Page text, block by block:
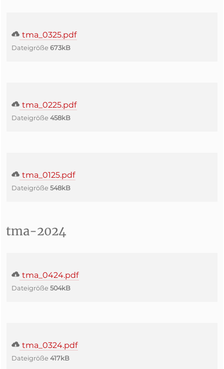
tma_0325.pdf
Dateigröße 673kB
tma_0225.pdf
Dateigröße 458kB
tma_0125.pdf
Dateigröße 548kB
tma-2024
tma_0424.pdf
Dateigröße 504kB
tma_0324.pdf
Dateigröße 417kB